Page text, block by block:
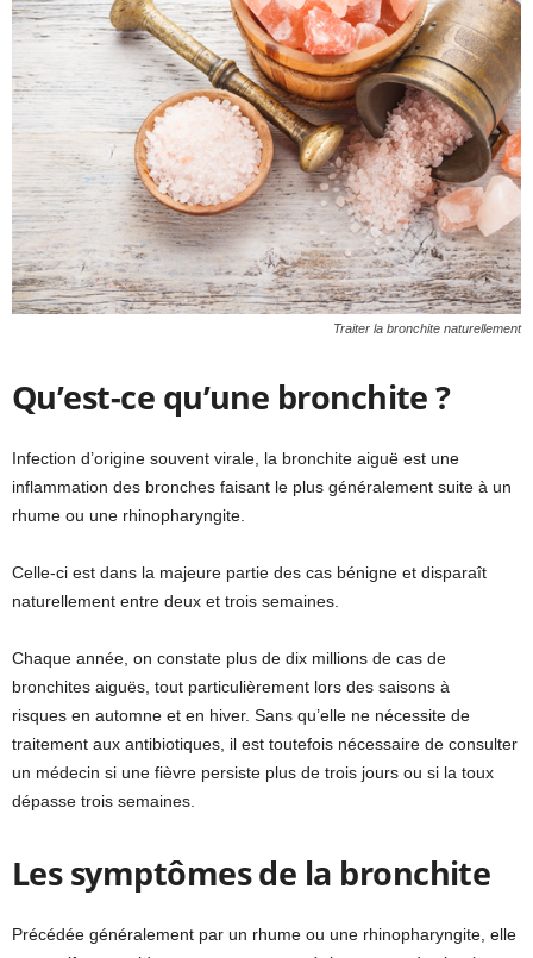
Traiter la bronchite naturellement
Qu’est-ce qu’une bronchite ?
Infection d’origine souvent virale, la bronchite aiguë est une
inflammation des bronches faisant le plus généralement suite à un
rhume ou une rhinopharyngite.
Celle-ci est dans la majeure partie des cas bénigne et disparaît
naturellement entre deux et trois semaines.
Chaque année, on constate plus de dix millions de cas de
bronchites aiguës, tout particulièrement lors des saisons à
risques en automne et en hiver. Sans qu’elle ne nécessite de
traitement aux antibiotiques, il est toutefois nécessaire de consulter
un médecin si une fièvre persiste plus de trois jours ou si la toux
dépasse trois semaines.
Les symptômes de la bronchite
Précédée généralement par un rhume ou une rhinopharyngite, elle